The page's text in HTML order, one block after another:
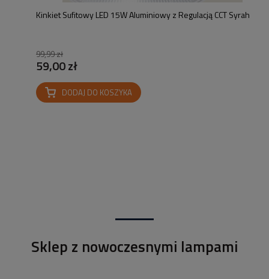
Kinkiet Sufitowy LED 15W Aluminiowy z Regulacją CCT Syrah
99,99 zł
59,00 zł
DODAJ DO KOSZYKA
Sklep z nowoczesnymi lampami